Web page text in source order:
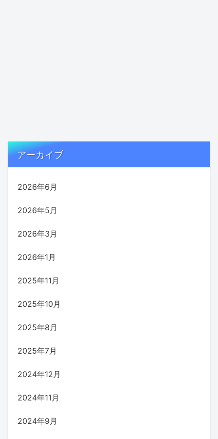
アーカイブ
2026年6月
2026年5月
2026年3月
2026年1月
2025年11月
2025年10月
2025年8月
2025年7月
2024年12月
2024年11月
2024年9月